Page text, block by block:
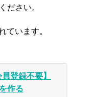
ださい。
ています。
登録不要】
作る